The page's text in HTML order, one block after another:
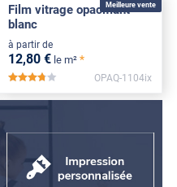
Meilleure vente
Film vitrage opacifiant
blanc
à partir de
12,80 € le m² *
*****
OPAQ-1104ix